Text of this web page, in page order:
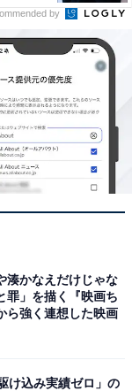
by
湊かなえだけじゃな
罪」を描く『映画ち
ら強く連想した映画
け込み実績ゼロ」の